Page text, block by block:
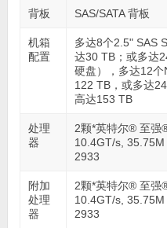
背板 SAS/SATA 背板
机箱
配置
多达8个2.5" SAS
达30 TB；或多达
硬盘），多达12
122 TB，或多达
高达153 TB
处理
器
2颗*英特尔® 至强
10.4GT/s,
2933
附加
处理
器
2颗*英特尔® 至强
10.4GT/s,
2933